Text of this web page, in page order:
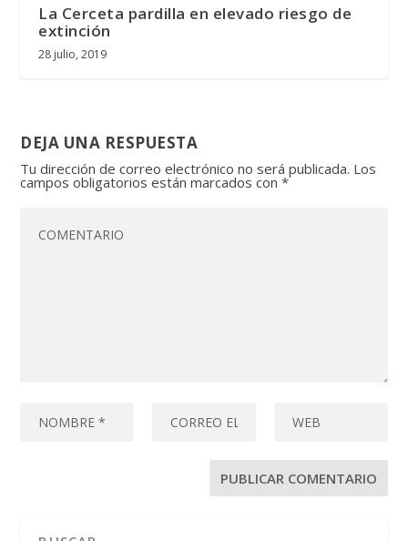
La Cerceta pardilla en elevado riesgo de
extinción
28 julio, 2019
DEJA UNA RESPUESTA
Tu dirección de correo electrónico no será publicada. Los
campos obligatorios están marcados con*